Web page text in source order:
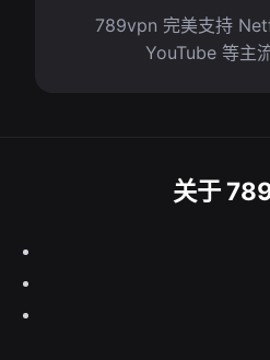
789vpn 完美支持
YouTube 等主
关于